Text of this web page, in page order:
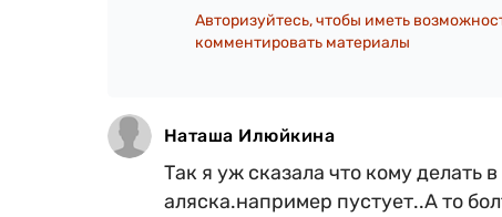
Авторизуйтесь, чтобы иметь
комментировать материалы
Наташа Илюйкина
Так я уж сказала что кому делать
аляска.например пустует..А то